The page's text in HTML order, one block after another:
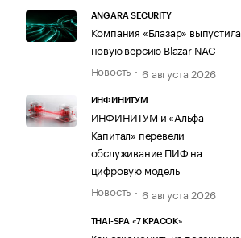
ANGARA SECURITY
Компания «Блазар» выпустила
новую версию Blazar NAC
Новость
6 августа 2026
ИНФИНИТУМ
ИНФИНИТУМ и «Альфа-
Капитал» перевели
обслуживание ПИФ на
цифровую модель
Новость
6 августа 2026
THAI-SPA «7 КРАСОК»